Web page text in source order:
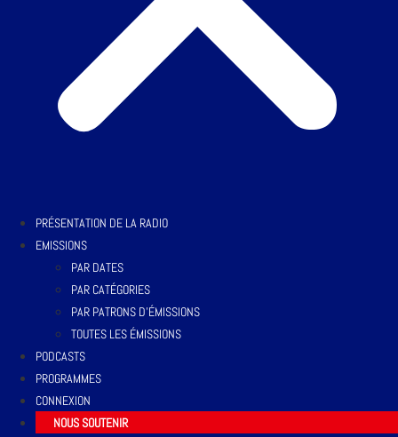
PRÉSENTATION DE LA RADIO
EMISSIONS
PAR DATES
PAR CATÉGORIES
PAR PATRONS D’ÉMISSIONS
TOUTES LES ÉMISSIONS
PODCASTS
PROGRAMMES
CONNEXION
NOUS SOUTENIR